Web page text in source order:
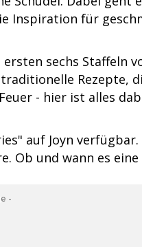
Inspiration für
sechs Staffeln
Rezepte,
- hier ist alles
auf Joyn
Ob und wann es
-